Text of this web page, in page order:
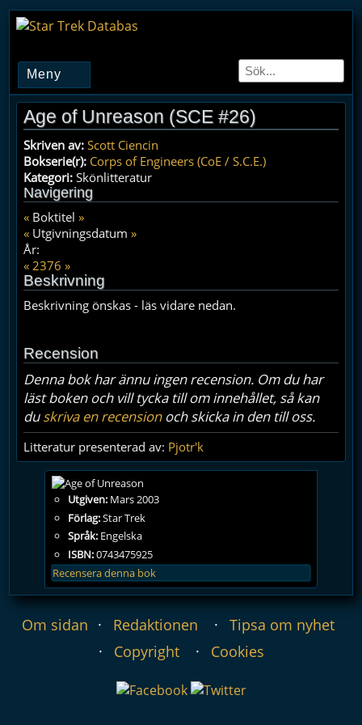
Age of Unreason (SCE #26)
Skriven av: Scott Ciencin
Bokserie(r): Corps of Engineers (CoE / S.C.E.)
Kategori: Skönlitteratur
Navigering
« Boktitel»
« Utgivningsdatum»
År:
« 2376 »
Beskrivning
Beskrivning önskas - läs vidare nedan.
Recension
Denna bok har ännu ingen recension. Om du har
läst boken och vill tycka till om innehållet, så kan
duskriva en recensionoch skicka in den till oss.
Litteratur presenterad av: Pjotr'k
Utgiven: Mars 2003
Förlag:Star Trek
Språk:Engelska
ISBN:0743475925
Recensera denna bok
Meny
Om sidan Redaktionen
Tipsa om nyhet
Copyright
Cookies